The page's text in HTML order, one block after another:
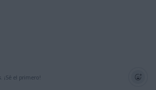
el primero!